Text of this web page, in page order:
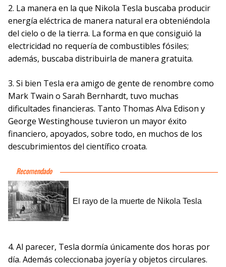
2. La manera en la que Nikola Tesla buscaba producir
energía eléctrica de manera natural era obteniéndola
del cielo o de la tierra. La forma en que consiguió la
electricidad no requería de combustibles fósiles;
además, buscaba distribuirla de manera gratuita.
3. Si bien Tesla era amigo de gente de renombre como
Mark Twain o Sarah Bernhardt, tuvo muchas
dificultades financieras. Tanto Thomas Alva Edison y
George Westinghouse tuvieron un mayor éxito
financiero, apoyados, sobre todo, en muchos de los
descubrimientos del científico croata.
4. Al parecer, Tesla dormía únicamente dos horas por
día. Además coleccionaba joyería y objetos circulares.